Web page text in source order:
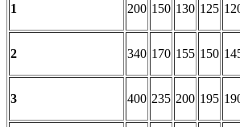
1 200 150 130 125
2 340 170 155 150
3 400 235 200 195